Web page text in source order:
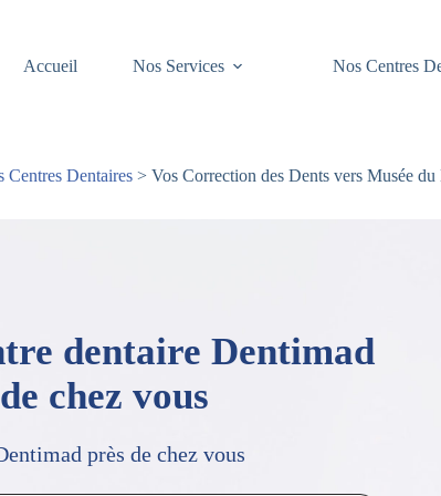
Accueil
Nos Services Nos Centres
Centres Dentaires > Vos Correction des Dents vers Musée
dentaire Dentimad
chez vous
près de chez vous